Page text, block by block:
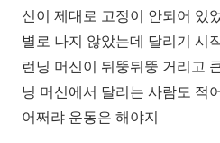
신이 제대로 고정이 안되어 있
별로 나지 않았는데 달리기 시
런닝 머신이 뒤뚱뒤뚱 거리고
닝 머신에서 달리는 사람도 적
어쩌랴 운동은 해야지.